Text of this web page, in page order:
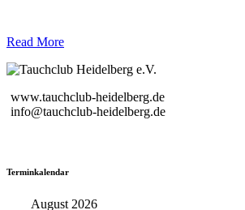
Read More
www.tauchclub-heidelberg.de
info@tauchclub-heidelberg.de
Terminkalendar
August 2026